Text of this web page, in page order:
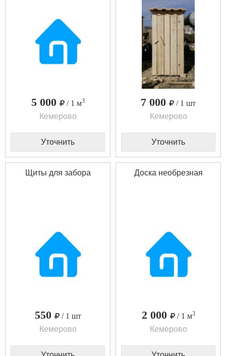
5 000 / 1 м3
Кемерово
Уточнить
7 000
/ 1 шт
Кемерово
Уточнить
Щиты для забора
550
/ 1 шт
Кемерово
Доска необрезная
2 000 / 1 м3
Кемерово